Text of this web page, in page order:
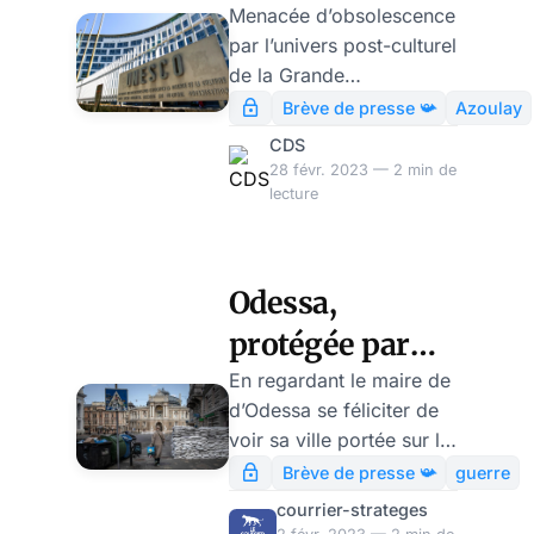
UNESCO veillent !
« réguler les
plateformes
numériques »,
par Modeste
Schwartz
Menacée d’obsolescence
par l’univers post-culturel
de la Grande
Réinitialisation,
l’UNESCO se réinvente in
extremis comme centre
d’organisation de la
siégeant au centre de
ces mégapoles
culturellement
vandalisées par les
Khmers verts, les
occupants de ce énième
nid de parasitisme social
traditionnellement chargé
Brève de presse 📯
Azoulay
CDS
28 févr. 2023 — 2 min de
lecture
Odessa,
protégée par
l’Unesco – de
quels barbares ?
par Modeste
Schwartz
En regardant le maire de
d’Odessa se féliciter de
voir sa ville portée sur la
liste UNESCO du
patrimoine de l’humanité,
Brève de presse 📯
guerre
courrier-strateges